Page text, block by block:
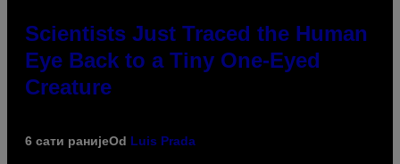
Scientists Just Traced the Human
Eye Back to a Tiny One-Eyed
Creature
6 сати ранијеOd Luis Prada